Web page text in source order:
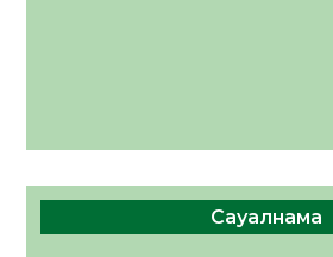
Сауалнама